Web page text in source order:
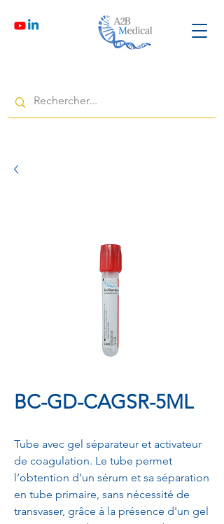
BC-GD-CAGSR-5ML
Tube avec gel séparateur et activateur
de coagulation. Le tube permet
l’obtention d’un sérum et sa séparation
en tube primaire, sans nécessité de
transvaser, grâce à la présence d'un gel